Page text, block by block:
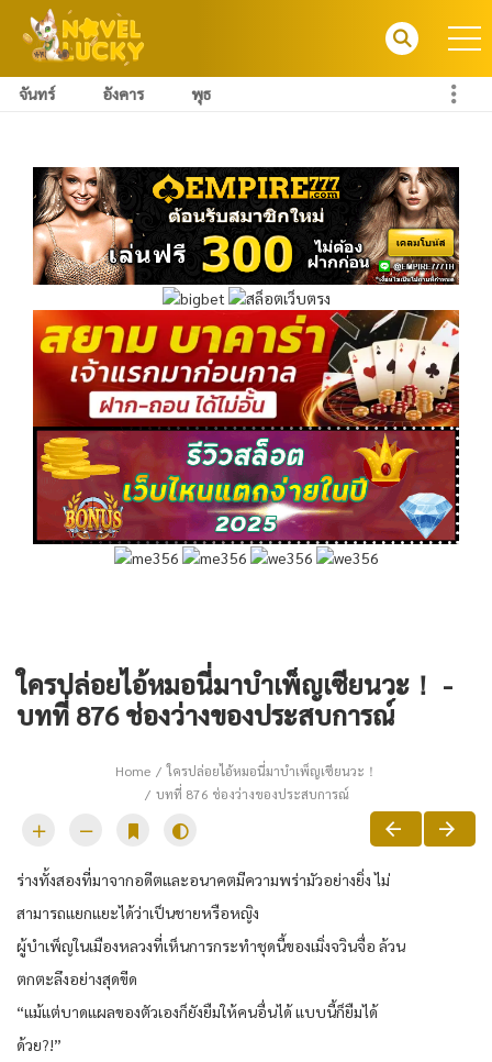
จันทร์ อังคาร พุธ
ใครปล่อยไอ้หมอนี่มาบำเพ็ญเซียนวะ！ -
บทที่ 876 ช่องว่างของประสบการณ์
Home
ใครปล่อยไอ้หมอนี่มาบำเพ็ญเซียนวะ！
บทที่ 876 ช่องว่างของประสบการณ์
ร่างทั้งสองที่มาจากอดีตและอนาคตมีความพร่ามัวอย่างยิ่ง ไม่
สามารถแยกแยะได้ว่าเป็นชายหรือหญิง
ผู้บำเพ็ญในเมืองหลวงที่เห็นการกระทำชุดนี้ของเมิ่งจวินจื่อ ล้วน
ตกตะลึงอย่างสุดขีด
“แม้แต่บาดแผลของตัวเองก็ยังยืมให้คนอื่นได้ แบบนี้ก็ยืมได้
ด้วย?!”